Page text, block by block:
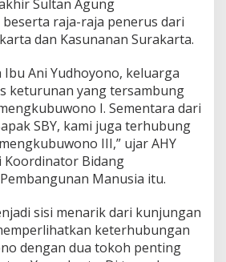
r
s
a
a
P
r
e
s
i
e
n
e
-
R
Sultan Agung
raja-raja penerus dari
dan Kasunanan Surakarta.
Ibu Ani Yudhoyono, keluarga
keturunan yang tersambung
I. Sementara dari
SBY, kami juga terhubung
III,” ujar AHY
Bidang
Manusia itu.
sisi menarik dari kunjungan
keterhubungan
dengan dua tokoh penting